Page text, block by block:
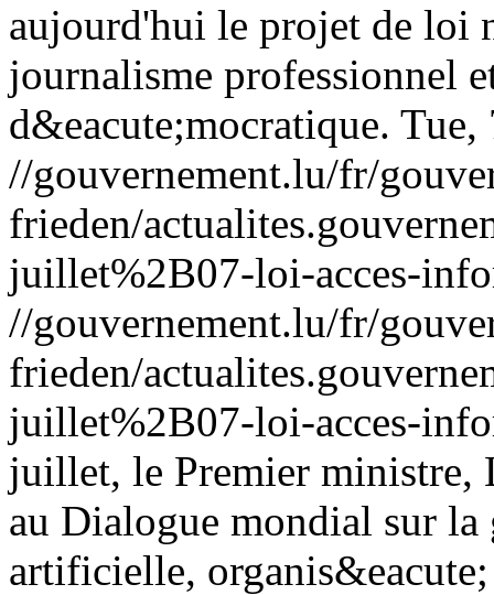
aujourd'hui le projet de loi
journalisme professionnel
d&eacute;mocratique. Tue,
//gouvernement.lu/fr/
frieden/
juillet%2B07-loi-acces-
//gouvernement.lu/fr/
frieden/
juillet%2B07-loi-acces-
juillet, le Premier ministre,
au Dialogue mondial sur
artificielle,